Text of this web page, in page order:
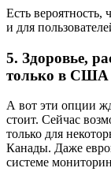
Есть вероятность,
и для
5. Здоровье,
только в США
А вот эти опции
стоит. Сейчас
только для
Канады. Даже
системе